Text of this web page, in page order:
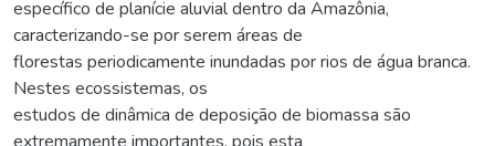
específico de planície aluvial dentro da Amazônia,
caracterizando-se por serem áreas de
florestas periodicamente inundadas por rios de água branca.
Nestes ecossistemas, os
estudos de dinâmica de deposição de biomassa são